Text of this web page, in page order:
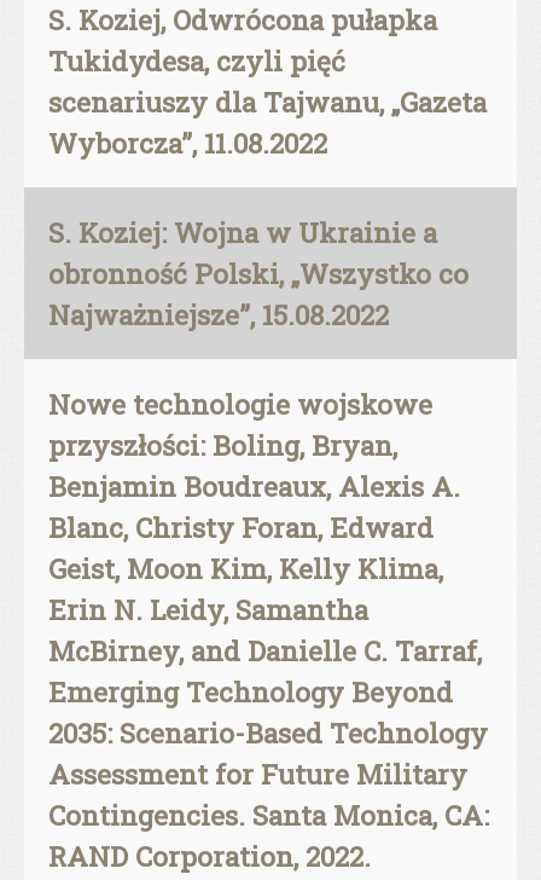
S. Koziej, Odwrócona pułapka
Tukidydesa, czyli pięć
scenariuszy dla Tajwanu, „Gazeta
Wyborcza”, 11.08.2022
S. Koziej: Wojna w Ukrainie a
obronność Polski, „Wszystko co
Najważniejsze”, 15.08.2022
Nowe technologie wojskowe
przyszłości: Boling, Bryan,
Benjamin Boudreaux, Alexis A.
Blanc, Christy Foran, Edward
Geist, Moon Kim, Kelly Klima,
Erin N. Leidy, Samantha
McBirney, and Danielle C. Tarraf,
Emerging Technology Beyond
2035: Scenario-Based Technology
Assessment for Future Military
Contingencies. Santa Monica, CA:
RAND Corporation, 2022.